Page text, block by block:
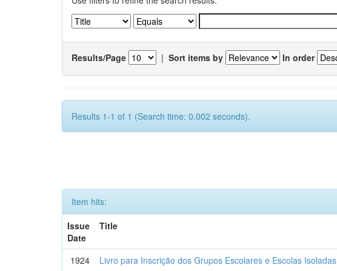
Results/Page | Sort items by In order
Results 1-1 of 1 (Search time: 0.002 seconds).
Item hits:
Issue
Date
Title
1924 Livro para Inscrição dos Grupos Escolares e Escolas Isoladas